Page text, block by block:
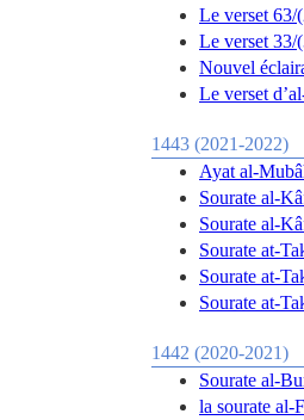
Le verset 63/
Le verset 33/
Nouvel
Le verset
1443 (2021-2022)
Sourate al-
Sourate al-
Sourate at-
1442 (2020-2021)
Sourate al-
la sourate al-